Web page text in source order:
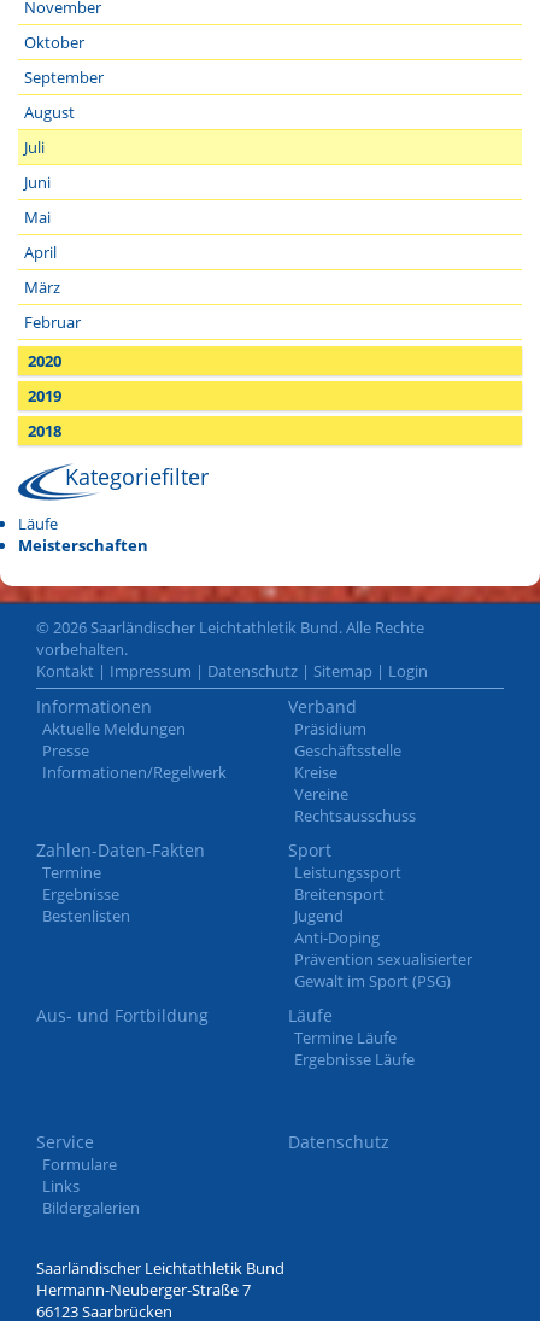
November
Oktober
September
August
Juli
Juni
Mai
April
März
Februar
2020
2019
2018
Kategoriefilter
Läufe
Meisterschaften
© 2026 Saarländischer Leichtathletik Bund. Alle Rechte
vorbehalten.
Kontakt | Impressum | Datenschutz | Sitemap | Login
Informationen
Aktuelle Meldungen
Presse
Informationen/Regelwerk
Verband
Präsidium
Geschäftsstelle
Kreise
Vereine
Rechtsausschuss
Zahlen-Daten-Fakten
Termine
Ergebnisse
Bestenlisten
Sport
Leistungssport
Breitensport
Jugend
Anti-Doping
Prävention sexualisierter
Gewalt im Sport (PSG)
Aus- und Fortbildung Läufe
Termine Läufe
Ergebnisse Läufe
Service
Formulare
Links
Bildergalerien
Datenschutz
Saarländischer Leichtathletik Bund
Hermann-Neuberger-Straße 7
66123 Saarbrücken